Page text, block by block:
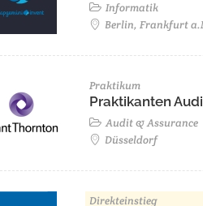
Informatik
Berlin, Frankfurt
Praktikum
Praktikanten
Audit & Assurance
Düsseldorf
Direkteinstieg